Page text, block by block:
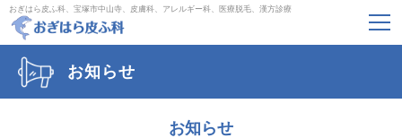
おぎはら皮ふ科、宝塚市中山寺、皮膚科、アレルギー科、医療脱毛、漢方診療
お知らせ
お知らせ